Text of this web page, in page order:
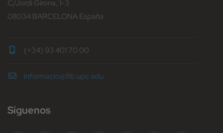
C/Jordi Girona, 1-3
08034 BARCELONA España
(+34) 93 401 70 00
informacio@fib.upc.edu
Síguenos